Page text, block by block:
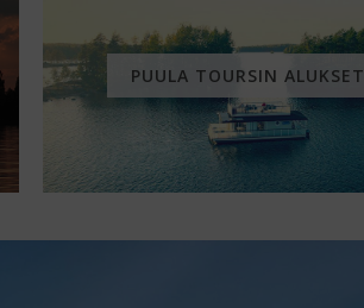
PUULA TOURSIN ALUKSET